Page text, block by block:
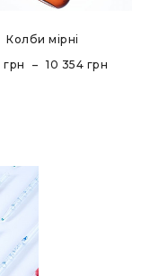
Колби мірні
грн – 10 354 грн